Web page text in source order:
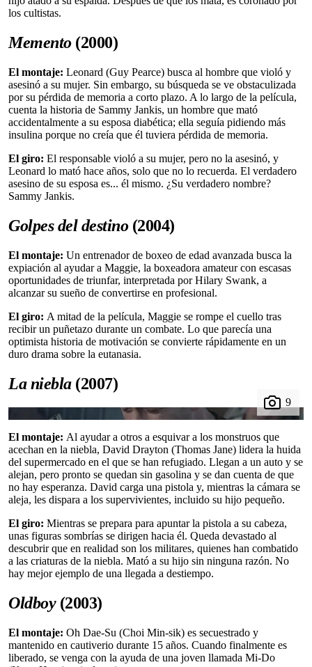
los cultistas.
Memento (2000)
El montaje: Leonard (Guy Pearce) busca al hombre que violó y
asesinó a su mujer. Sin embargo, su búsqueda se ve obstaculizada
por su pérdida de memoria a corto plazo. A lo largo de la película,
cuenta la historia de Sammy Jankis, un hombre que mató
accidentalmente a su esposa diabética; ella seguía pidiendo más
insulina porque no creía que él tuviera pérdida de memoria.
El giro: El responsable violó a su mujer, pero no la asesinó, y
Leonard lo mató hace años, solo que no lo recuerda. El verdadero
asesino de su esposa es... él mismo. ¿Su verdadero nombre?
Sammy Jankis.
Golpes del destino(2004)
El montaje: Un entrenador de boxeo de edad avanzada busca la
expiación al ayudar a Maggie, la boxeadora amateur con escasas
oportunidades de triunfar, interpretada por Hilary Swank, a
alcanzar su sueño de convertirse en profesional.
El giro: A mitad de la película, Maggie se rompe el cuello tras
recibir un puñetazo durante un combate. Lo que parecía una
optimista historia de motivación se convierte rápidamente en un
duro drama sobre la eutanasia.
La niebla (2007)
El montaje: Al ayudar a otros a esquivar a los monstruos que
acechan en la niebla, David Drayton (Thomas Jane) lidera la huida
del supermercado en el que se han refugiado. Llegan a un auto y se
alejan, pero pronto se quedan sin gasolina y se dan cuenta de que
no hay esperanza. David carga una pistola y, mientras la cámara se
aleja, les dispara a los supervivientes, incluido su hijo pequeño.
El giro: Mientras se prepara para apuntar la pistola a su cabeza,
unas figuras sombrías se dirigen hacia él. Queda devastado al
descubrir que en realidad son los militares, quienes han combatido
a las criaturas de la niebla. Mató a su hijo sin ninguna razón. No
hay mejor ejemplo de una llegada a destiempo.
Oldboy (2003)
El montaje: Oh Dae-Su (Choi Min-sik) es secuestrado y
mantenido en cautiverio durante 15 años. Cuando finalmente es
liberado, se venga con la ayuda de una joven llamada Mi-Do